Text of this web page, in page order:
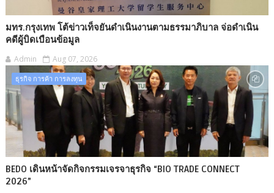
มทร.กรุงเทพ โต้ข่าวเท็จยันดำเนินงานตามธรรมาภิบาล จ่อดำเนิน
คดีผู้บิดเบือนข้อมูล
Admin Aug 07, 2026
ธุรกิจ การค้า การลงทุน
BEDO เดินหน้าจัดกิจกรรมเจรจาธุรกิจ “BIO TRADE CONNECT
2026”